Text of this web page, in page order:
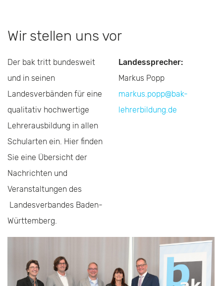
Wir stellen uns vor
Der bak tritt bundesweit
und in seinen
Landesverbänden für eine
qualitativ hochwertige
Lehrerausbildung in allen
Schularten ein. Hier finden
Sie eine Übersicht der
Nachrichten und
Veranstaltungen des
Landesverbandes Baden-
Württemberg.
Landessprecher:
Markus Popp
markus.popp@bak-
lehrerbildung.de